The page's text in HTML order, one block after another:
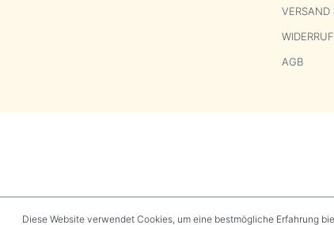
WIDERRUF
AGB
Diese Website verwendet Cookies, um eine bestmögliche Erfahrung